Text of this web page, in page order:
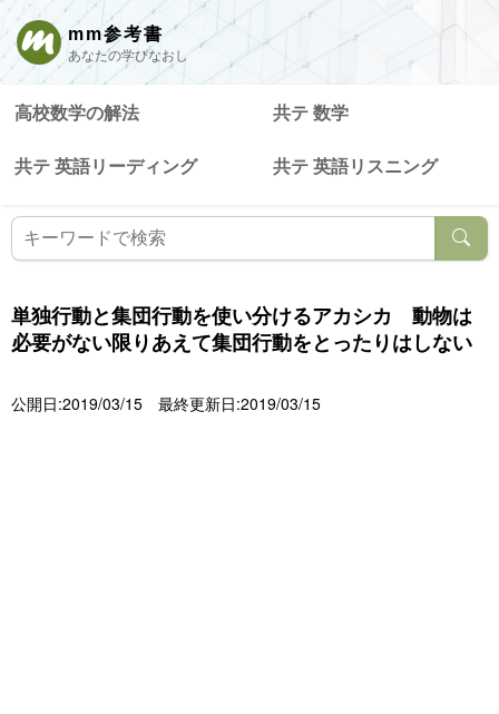
mm参考書
あなたの学びなおし
高校数学の解法 共テ 数学
共テ 英語リーディング 共テ 英語リスニング
単独行動と集団行動を使い分けるアカシカ 動物は
必要がない限りあえて集団行動をとったりはしない
公開日:2019/03/15 最終更新日:2019/03/15